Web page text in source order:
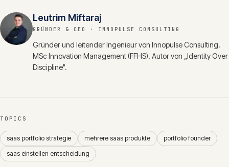
Leutrim Miftaraj
GRÜNDER & CEO · INNOPULSE CONSULTING
Gründer und leitender Ingenieur von Innopulse Consulting.
MSc Innovation Management (FFHS). Autor von „Identity Over
Discipline".
TOPICS
saas portfolio strategie mehrere saas produkte
portfolio founder
saas einstellen entscheidung